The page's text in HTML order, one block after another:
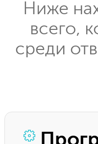
Ниже
всего,
среди